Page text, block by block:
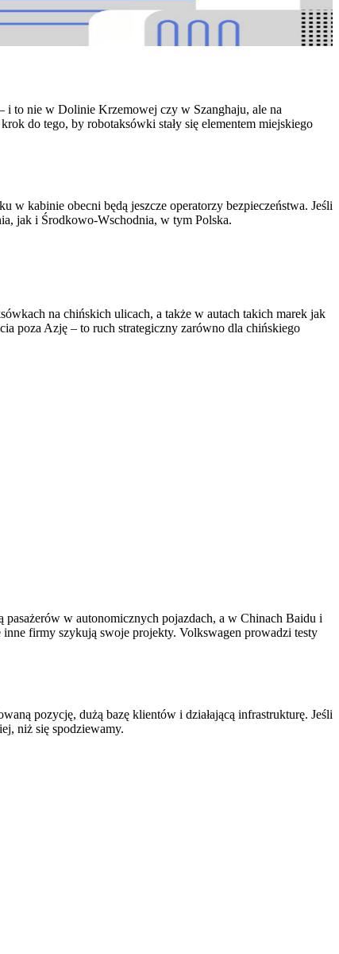
i to nie w Dolinie Krzemowej czy w Szanghaju, ale na
do tego, by robotaksówki stały się elementem miejskiego
w kabinie obecni będą jeszcze operatorzy bezpieczeństwa. Jeśli
jak i Środkowo-Wschodnia, w tym Polska.
na chińskich ulicach, a także w autach takich marek jak
poza Azję – to ruch strategiczny zarówno dla chińskiego
w autonomicznych pojazdach, a w Chinach Baidu i
firmy szykują swoje projekty. Volkswagen prowadzi testy
pozycję, dużą bazę klientów i działającą infrastrukturę. Jeśli
niż się spodziewamy.